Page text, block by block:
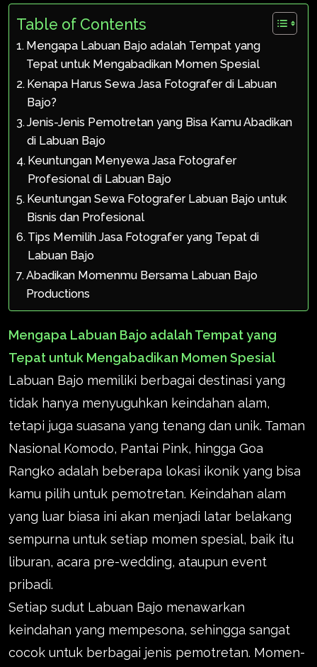
Table of Contents
Mengapa Labuan Bajo adalah Tempat yang
Tepat untuk Mengabadikan Momen Spesial
Kenapa Harus Sewa Jasa Fotografer di Labuan
Bajo?
Jenis-Jenis Pemotretan yang Bisa Kamu Abadikan
di Labuan Bajo
Keuntungan Menyewa Jasa Fotografer
Profesional di Labuan Bajo
Keuntungan Sewa Fotografer Labuan Bajo untuk
Bisnis dan Profesional
Tips Memilih Jasa Fotografer yang Tepat di
Labuan Bajo
Abadikan Momenmu Bersama Labuan Bajo
Productions
Mengapa Labuan Bajo adalah Tempat yang
Tepat untuk Mengabadikan Momen Spesial
Labuan Bajo memiliki berbagai destinasi yang
tidak hanya menyuguhkan keindahan alam,
tetapi juga suasana yang tenang dan unik. Taman
Nasional Komodo, Pantai Pink, hingga Goa
Rangko adalah beberapa lokasi ikonik yang bisa
kamu pilih untuk pemotretan. Keindahan alam
yang luar biasa ini akan menjadi latar belakang
sempurna untuk setiap momen spesial, baik itu
liburan, acara pre-wedding, ataupun event
pribadi.
Setiap sudut Labuan Bajo menawarkan
keindahan yang mempesona, sehingga sangat
cocok untuk berbagai jenis pemotretan. Momen-